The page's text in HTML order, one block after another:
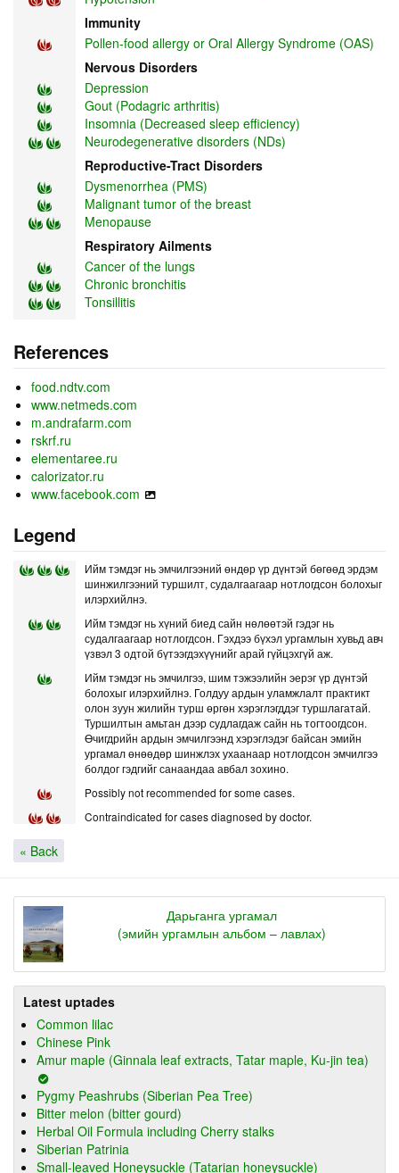
Immunity
Pollen-food allergy or Oral Allergy Syndrome (OAS)
Nervous Disorders
Depression
Gout (Podagric arthritis)
Insomnia (Decreased sleep efficiency)
Neurodegenerative disorders (NDs)
Reproductive-Tract Disorders
Dysmenorrhea (PMS)
Malignant tumor of the breast
Menopause
Respiratory Ailments
Cancer of the lungs
Chronic bronchitis
Tonsillitis
References
food.ndtv.com
www.netmeds.com
m.andrafarm.com
rskrf.ru
elementaree.ru
calorizator.ru
www.facebook.com
Legend
Ийм тэмдэг нь эмчилгээний өндөр үр дүнтэй бөгөөд эрдэм
шинжилгээний туршилт, судалгаагаар нотлогдсон болохыг
илэрхийлнэ.
Ийм тэмдэг нь хүний биед сайн нөлөөтэй гэдэг нь
судалгаагаар нотлогдсон. Гэхдээ бүхэл ургамлын хувьд авч
үзвэл 3 одтой бүтээгдэхүүнийг арай гүйцэхгүй аж.
Ийм тэмдэг нь эмчилгээ, шим тэжээлийн эерэг үр дүнтэй
болохыг илэрхийлнэ. Голдуу ардын уламжлалт практикт
олон зуун жилийн турш өргөн хэрэглэгддэг туршлагатай.
Туршилтын амьтан дээр судлагдаж сайн нь тогтоогдсон.
Өчигдрийн ардын эмчилгээнд хэрэглэдэг байсан эмийн
ургамал өнөөдөр шинжлэх ухаанаар нотлогдсон эмчилгээ
болдог гэдгийг санаандаа авбал зохино.
Possibly not recommended for some cases.
Contraindicated for cases diagnosed by doctor.
« Back
Дарьганга ургамал
(эмийн ургамлын альбом – лавлах)
Latest uptades
Common lilac
Chinese Pink
Amur maple (Ginnala leaf extracts, Tatar maple, Ku-jin tea)
Pygmy Peashrubs (Siberian Pea Tree)
Bitter melon (bitter gourd)
Herbal Oil Formula including Cherry stalks
Siberian Patrinia
Small-leaved Honeysuckle (Tatarian honeysuckle)